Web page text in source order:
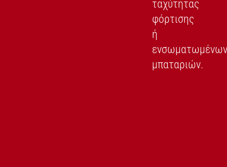
ταχύτητας
φόρτισης
ή
ενσωματωμένων
μπαταριών.